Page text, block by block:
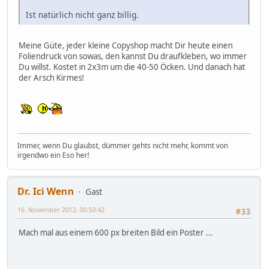
Ist natürlich nicht ganz billig.
Meine Güte, jeder kleine Copyshop macht Dir heute einen
Foliendruck von sowas, den kannst Du draufkleben, wo immer
Du willst. Kostet in 2x3m um die 40-50 Öcken. Und danach hat
der Arsch Kirmes!
Immer, wenn Du glaubst, dümmer gehts nicht mehr, kommt von
irgendwo ein Eso her!
Dr. Ici Wenn
Gast
#33
16. November 2012, 00:50:42
Mach mal aus einem 600 px breiten Bild ein Poster ...